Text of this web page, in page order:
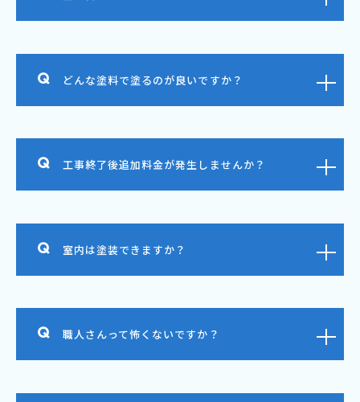
どんな塗料で塗るのが良いですか？
工事終了後追加料金が発生しませんか？
室内は塗装できますか？
職人さんって怖くないですか？